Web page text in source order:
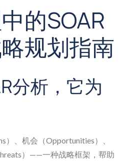
的SOAR
规划指南
分析，它为
）、机会（Opportunities）、
）——一种战略框架，帮助